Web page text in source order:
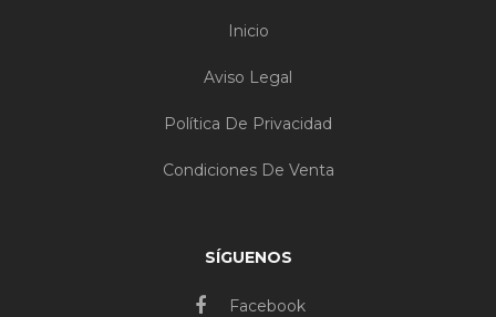
Inicio
Aviso Legal
Política De Privacidad
Condiciones De Venta
SÍGUENOS
Facebook